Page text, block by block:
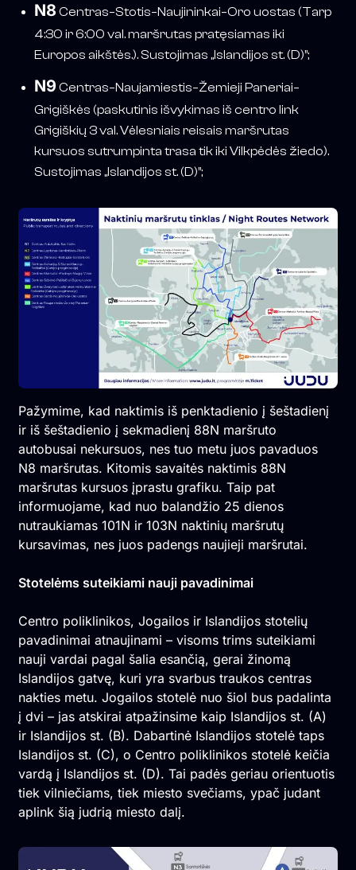
N8 Centras–Stotis–Naujininkai–Oro uostas (Tarp
4:30 ir 6:00 val. maršrutas pratęsiamas iki
Europos aikštės.). Sustojimas „Islandijos st. (D)”;
N9 Centras–Naujamiestis–Žemieji Paneriai–
Grigiškės (paskutinis išvykimas iš centro link
Grigiškių 3 val. Vėlesniais reisais maršrutas
kursuos sutrumpinta trasa tik iki Vilkpėdės žiedo).
Sustojimas „Islandijos st. (D)”;
Pažymime, kad naktimis iš penktadienio į šeštadienį
ir iš šeštadienio į sekmadienį 88N maršruto
autobusai nekursuos, nes tuo metu juos pavaduos
N8 maršrutas. Kitomis savaitės naktimis 88N
maršrutas kursuos įprastu grafiku. Taip pat
informuojame, kad nuo balandžio 25 dienos
nutraukiamas 101N ir 103N naktinių maršrutų
kursavimas, nes juos padengs naujieji maršrutai.
Stotelėms suteikiami nauji pavadinimai
Centro poliklinikos, Jogailos ir Islandijos stotelių
pavadinimai atnaujinami – visoms trims suteikiami
nauji vardai pagal šalia esančią, gerai žinomą
Islandijos gatvę, kuri yra svarbus traukos centras
nakties metu. Jogailos stotelė nuo šiol bus padalinta
į dvi – jas atskirai atpažinsime kaip Islandijos st. (A)
ir Islandijos st. (B). Dabartinė Islandijos stotelė taps
Islandijos st. (C), o Centro poliklinikos stotelė keičia
vardą į Islandijos st. (D). Tai padės geriau orientuotis
tiek vilniečiams, tiek miesto svečiams, ypač judant
aplink šią judrią miesto dalį.